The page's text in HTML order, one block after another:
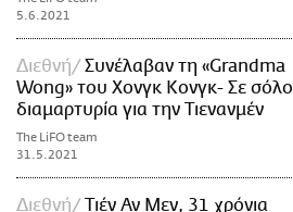
5.6.2021
Διεθνή
Συνέλαβαν τη «Grandma
Wong» του Χονγκ Κονγκ- Σε σόλο
διαμαρτυρία για την Τιενανμέν
The LiFO team
31.5.2021
Διεθνή
Τιέν Αν Μεν, 31 χρόνια